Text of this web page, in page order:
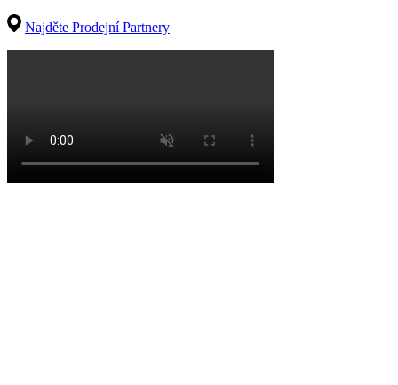
Najděte Prodejní Partnery